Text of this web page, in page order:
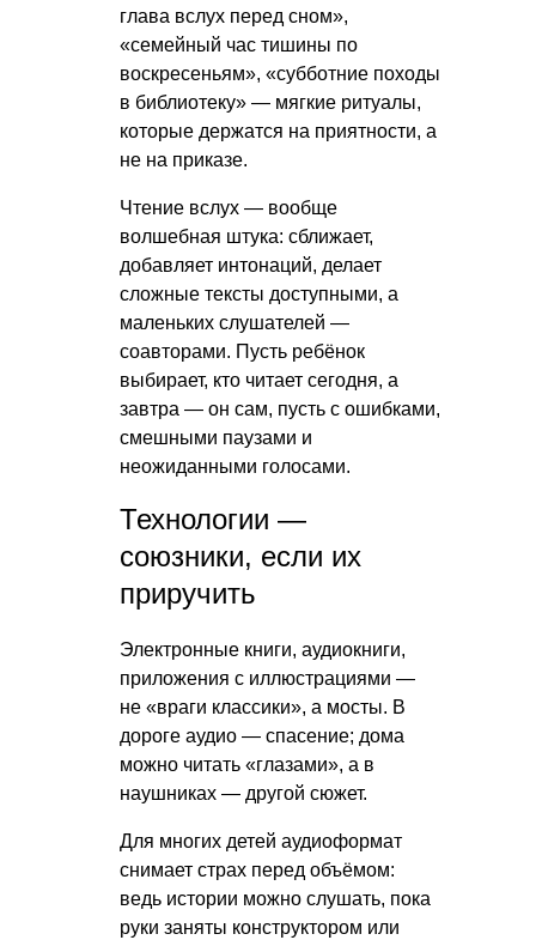
глава вслух перед сном»,
«семейный час тишины по
воскресеньям», «субботние походы
в библиотеку» — мягкие ритуалы,
которые держатся на приятности, а
не на приказе.
Чтение вслух — вообще
волшебная штука: сближает,
добавляет интонаций, делает
сложные тексты доступными, а
маленьких слушателей —
соавторами. Пусть ребёнок
выбирает, кто читает сегодня, а
завтра — он сам, пусть с ошибками,
смешными паузами и
неожиданными голосами.
Технологии —
союзники, если их
приручить
Электронные книги, аудиокниги,
приложения с иллюстрациями —
не «враги классики», а мосты. В
дороге аудио — спасение; дома
можно читать «глазами», а в
наушниках — другой сюжет.
Для многих детей аудиоформат
снимает страх перед объёмом:
ведь истории можно слушать, пока
руки заняты конструктором или